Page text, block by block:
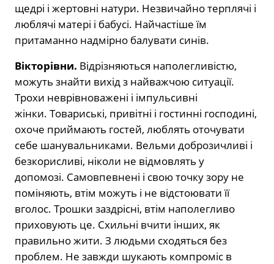
щедрі і жертовні натури. Незвичайно терплячі і
люблячі матері і бабусі. Найчастіше їм
притаманно надмірно балувати синів.
Вікторівни. Відрізняються наполегливістю,
можуть знайти вихід з найважчою ситуації.
Трохи неврівноважені і імпульсивні
жінки. Товариські, привітні і гостинні господині,
охоче приймають гостей, люблять оточувати
себе шанувальниками. Вельми доброзичливі і
безкорисливі, ніколи не відмовлять у
допомозі. Самовпевнені і свою точку зору не
поміняють, втім можуть і не відстоювати її
вголос. Трошки заздрісні, втім наполегливо
приховують це. Схильні вчити інших, як
правильно жити. З людьми сходяться без
проблем. Не завжди шукають компроміс в